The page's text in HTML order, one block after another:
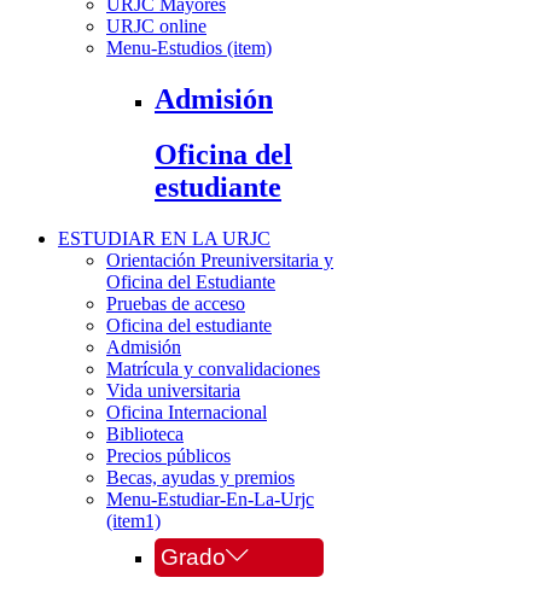
URJC online
Menu-Estudios (item)
Admisión
Oficina del
estudiante
ESTUDIAR EN LA URJC
Orientación Preuniversitaria y
Oficina del Estudiante
Pruebas de acceso
Oficina del estudiante
Admisión
Matrícula y convalidaciones
Vida universitaria
Oficina Internacional
Biblioteca
Precios públicos
Becas, ayudas y premios
Menu-Estudiar-En-La-Urjc
(item1)
Grado